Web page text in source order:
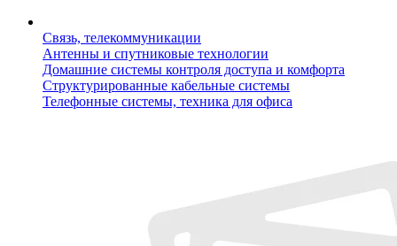
Связь, телекоммуникации
Антенны и спутниковые технологии
Домашние системы контроля доступа и комфорта
Структурированные кабельные системы
Телефонные системы, техника для офиса